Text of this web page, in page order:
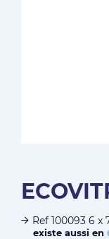
Ref 100093 6 x
existe aussi en